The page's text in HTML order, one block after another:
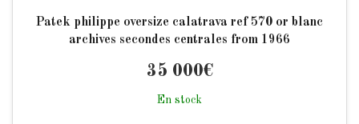
Patek philippe oversize calatrava ref 570 or blanc
archives secondes centrales from 1966
35 000€
En stock